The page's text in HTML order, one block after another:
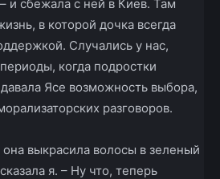
и сбежала с ней в Киев. Там
в которой дочка всегда
Случались у нас,
когда подростки
Ясе возможность выбора,
разговоров.
выкрасила волосы в зеленый
я. – Ну что, теперь